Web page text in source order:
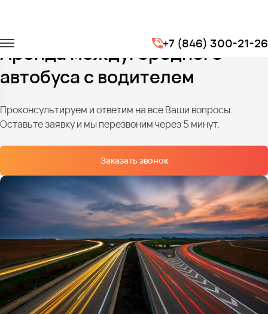
+7 (846) 300-21-26
Перевозки по межгороду
Аренда междугороднего
автобуса с водителем
Проконсультируем и ответим на все Ваши вопросы.
Оставьте заявку и мы перезвоним через 5 минут.
Заказать звонок